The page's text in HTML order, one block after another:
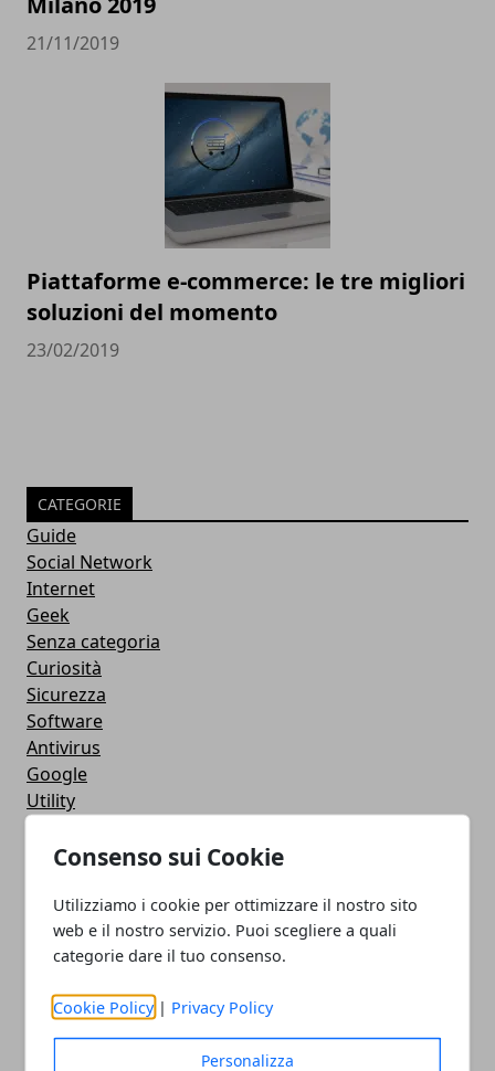
Consenso sui Cookie
Utilizziamo i cookie per ottimizzare il nostro sito
web e il nostro servizio. Puoi scegliere a quali
categorie dare il tuo consenso.
Cookie Policy | Privacy Policy
Personalizza
21/11/2019
Piattaforme e-commerce: le tre migliori
soluzioni del momento
23/02/2019
CATEGORIE
Guide
Social Network
Internet
Geek
Senza categoria
Curiosità
Sicurezza
Software
Antivirus
Google
Utility
Servizi online
How To - Come Fare
CMS
Smartphone
Apple
Videogames